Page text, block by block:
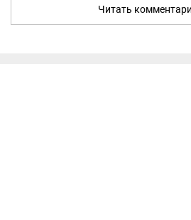
Читать